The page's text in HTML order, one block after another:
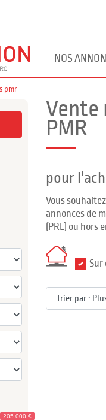
NOS
pmr
205 000 €
Vente
PMR
pour
Vous
annonces de
(PRL) ou hors
Sur